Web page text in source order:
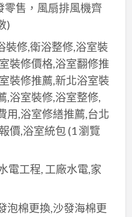
零售，風扇排風機齊
)
裝修,衛浴整修,浴室裝
裝修價格,浴室翻修推
裝修推薦,新北浴室裝
,浴室裝修,浴室整修,
用,浴室修繕推薦,台北
價,浴室統包(1 瀏覽
電工程, 工廠水電,家
泡棉更換,沙發海棉更